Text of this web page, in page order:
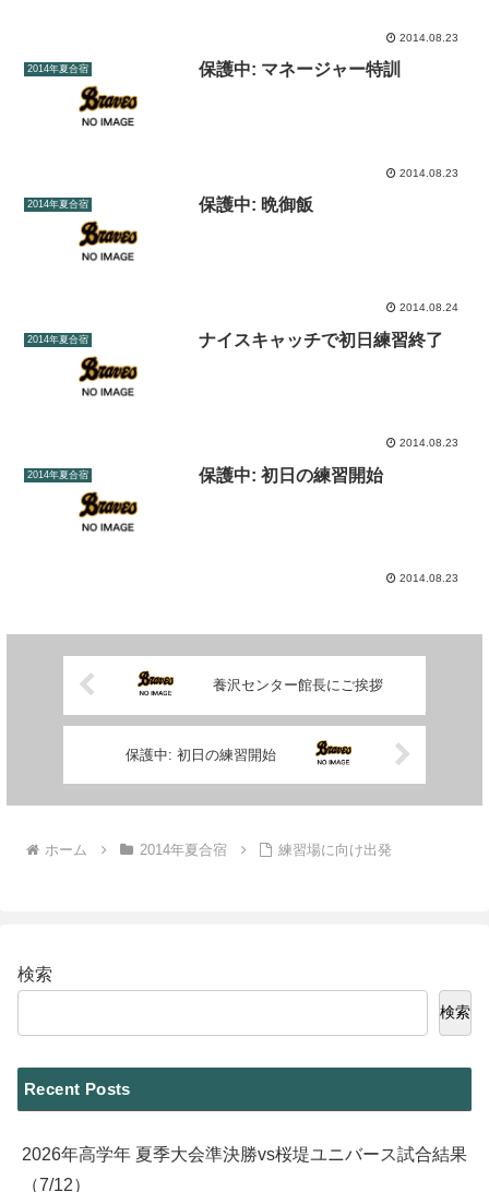
2014.08.23
2014年夏合宿 保護中: マネージャー特訓
2014.08.23
2014年夏合宿 保護中: 晩御飯
2014.08.24
2014年夏合宿 ナイスキャッチで初日練習終了
2014.08.23
2014年夏合宿 保護中: 初日の練習開始
2014.08.23
養沢センター館長にご挨拶
保護中: 初日の練習開始
ホーム 2014年夏合宿 練習場に向け出発
検索
検索
Recent Posts
2026年高学年 夏季大会準決勝vs桜堤ユニバース試合結果
（7/12）